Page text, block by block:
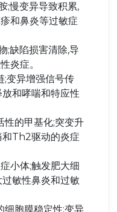
;慢变异导致积累,
和鼻炎等过敏症
;缺陷损害清除,导
炎症。
;变异增强信号传
和哮喘和特应性
性的甲基化;突变升
和Th2驱动的炎症
小体;触发肥大细
敏性鼻炎和过敏
细胞膜稳定性;变异